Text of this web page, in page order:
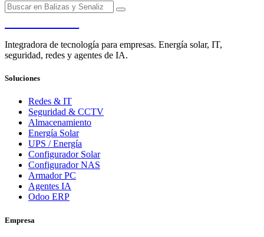
Integradora de tecnología para empresas. Energía solar, IT,
seguridad, redes y agentes de IA.
Soluciones
Redes & IT
Seguridad & CCTV
Almacenamiento
Energía Solar
UPS / Energía
Configurador Solar
Configurador NAS
Armador PC
Agentes IA
Odoo ERP
Empresa